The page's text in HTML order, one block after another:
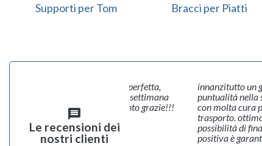
Supporti per Tom Bracci per Piatti
message
Le recensioni dei
nostri clienti
un grazie a Banana per l ottimo servizio e la
nella spedizione. prodotto inoltre imballato
cura per evitare danneggiamenti durante il
ottimo anche il servizio di fatturazione e la
di finanziare l‘acquisto. Esperienza più che
è garantita . Grazie
Prezzi
ordine alla